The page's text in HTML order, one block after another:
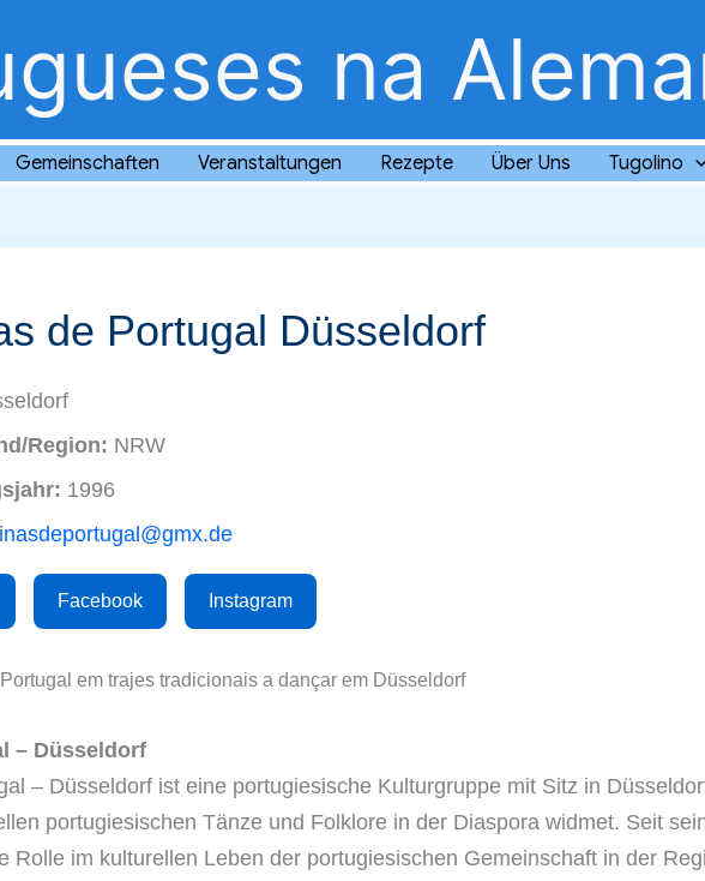
na
Gemeinschaften Veranstaltungen Rezepte Über Uns Tugolino
de Portugal Düsseldorf
Region: NRW
1996
Facebook Instagram
– Düsseldorf
– Düsseldorf ist eine portugiesische Kulturgruppe mit Sitz in
portugiesischen Tänze und Folklore in der Diaspora widmet. Seit
Rolle im kulturellen Leben der portugiesischen Gemeinschaft in der